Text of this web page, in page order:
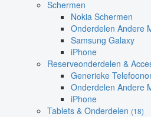
Schermen
Nokia Schermen
Onderdelen Andere
Samsung Galaxy
iPhone
Reserveonderdelen &
Generieke
Onderdelen Andere
iPhone
Tablets & Onderdelen (18)